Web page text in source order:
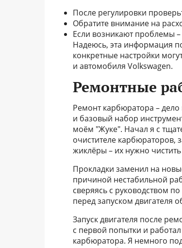
После регулировки
Обратите внимание на
Если возникают проблемы –
Надеюсь, эта информация
конкретные настройки
и автомобиля Volkswagen.
Ремонтные
Ремонт карбюратора – дело
и базовый набор
моём "Жуке". Начал я с
очистителе карбюраторов,
жиклёры – их нужно
Прокладки заменил на
причиной нестабильной
сверяясь с руководством
перед запуском двигателя
Запуск двигателя после
с первой попытки и
карбюратора. Я немного